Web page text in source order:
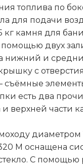
топлива по
для подачи
кг камня для
двух
нижний и
с
есть два
верхней части
диаметром
М оснащена
С